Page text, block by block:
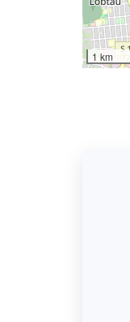
1 km